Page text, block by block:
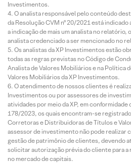
Investimentos.
O analista responsável pelo conteúdo
da Resolução CVM nº 20/2021 está
a indicação de mais um analista no relatório,
analista credenciado a ser mencionado no
Os analistas da XP Investimentos estão
todas as regras previstas no Código de
Analista de Valores Mobiliários e na Política
Valores Mobiliários da XP Investimentos.
O atendimento de nossos clientes é
Investimentos ou por assessores de
atividades por meio da XP, em conformidade
178/2023, os quais encontram-se
Corretoras e Distribuidoras de Títulos e
assessor de investimento não pode realizar
gestão de patrimônio de clientes, devendo
solicitar autorização prévia do cliente para a
no mercado de capitais.